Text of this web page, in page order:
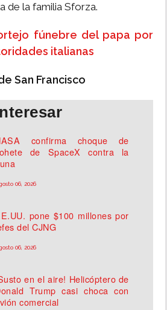
de la familia Sforza.
fúnebre del papa por
italianas
San Francisco
confirma choque de
de SpaceX contra la
06, 2026
pone $100 millones por
del CJNG
06, 2026
en el aire! Helicóptero de
Trump casi choca con
comercial